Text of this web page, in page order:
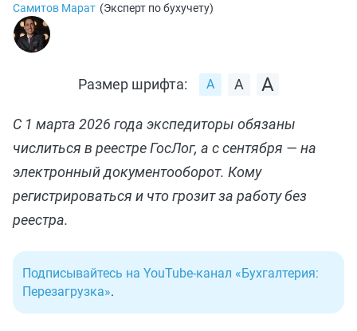
Самитов Марат (Эксперт по бухучету)
Размер шрифта:
С 1 марта 2026 года экспедиторы обязаны
числиться в реестре ГосЛог, а с сентября — на
электронный документооборот. Кому
регистрироваться и что грозит за работу без
реестра.
Подписывайтесь на YouTube-канал «Бухгалтерия:
Перезагрузка».